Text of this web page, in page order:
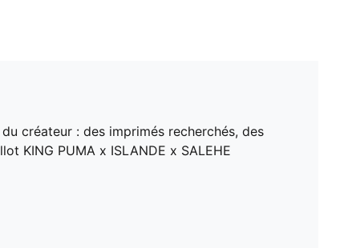
créateur : des imprimés recherchés, des
KING PUMA x ISLANDE x SALEHE